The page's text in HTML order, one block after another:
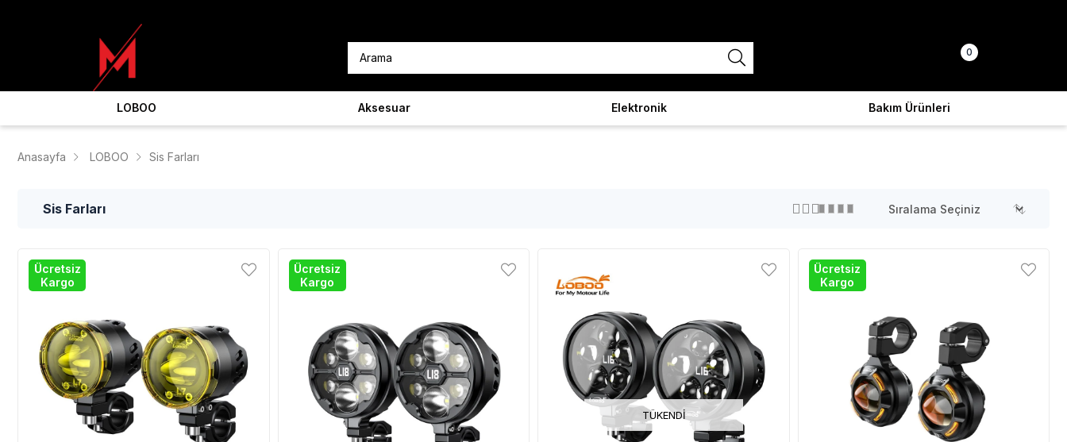
Sepetim0
LOBOO Aksesuar Elektronik Bakım Ürünleri
Anasayfa LOBOO Sis Farları
Sis Farları
Ücretsiz
Kargo
Ücretsiz
Kargo
TÜKENDI
Ücretsiz
Kargo